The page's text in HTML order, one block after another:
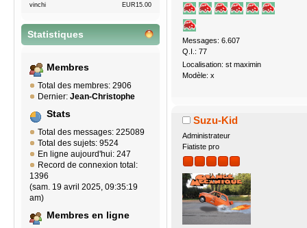
vinchi
EUR15.00
Statistiques
Membres
Total des membres: 2906
Dernier: Jean-Christophe
Stats
Total des messages: 225089
Total des sujets: 9524
En ligne aujourd'hui: 247
Record de connexion total:
1396
(sam. 19 avril 2025, 09:35:19
am)
Membres en ligne
Messages: 6.607
Q.I.: 77
Localisation: st maximin
Modèle: x
Suzu-Kid
Administrateur
Fiatiste pro